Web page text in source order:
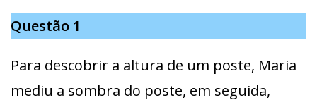
Questão 1
Para descobrir a altura de um poste, Maria
mediu a sombra do poste, em seguida,